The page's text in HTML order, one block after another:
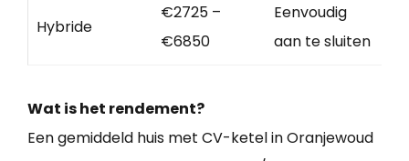
Hybride
€2725 –
€6850
Eenvoudig
aan te sluiten
Wat is het rendement?
Een gemiddeld huis met CV-ketel in Oranjewoud